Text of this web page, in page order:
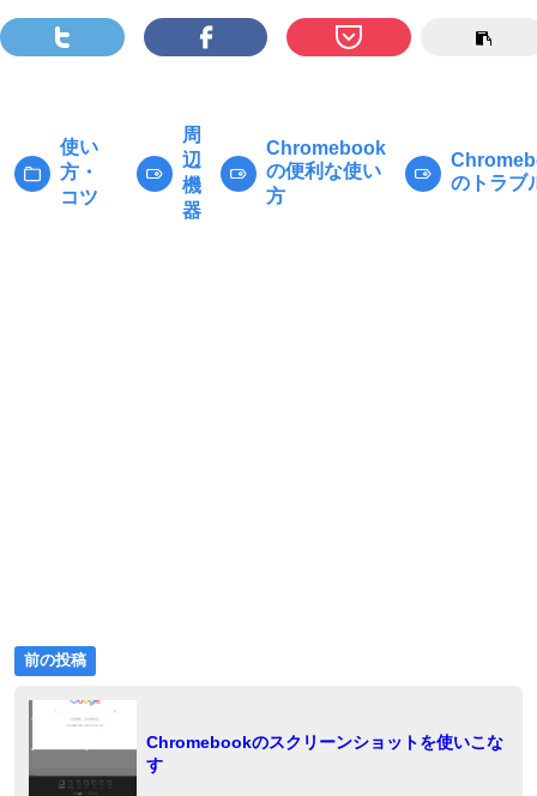
カ
使い
方・
コツ
タ
周
辺
機
器
Chromebook
の便利な使い
方
のトラブ
投
稿
ナ
ビ
前の投稿
の
投
稿:
Chromebookのスクリーンショットを使いこな
す